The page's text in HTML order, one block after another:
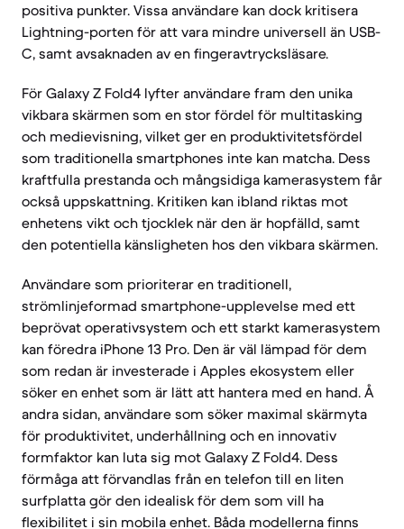
positiva punkter. Vissa användare kan dock kritisera
Lightning-porten för att vara mindre universell än USB-
C, samt avsaknaden av en fingeravtrycksläsare.
För Galaxy Z Fold4 lyfter användare fram den unika
vikbara skärmen som en stor fördel för multitasking
och medievisning, vilket ger en produktivitetsfördel
som traditionella smartphones inte kan matcha. Dess
kraftfulla prestanda och mångsidiga kamerasystem får
också uppskattning. Kritiken kan ibland riktas mot
enhetens vikt och tjocklek när den är hopfälld, samt
den potentiella känsligheten hos den vikbara skärmen.
Användare som prioriterar en traditionell,
strömlinjeformad smartphone-upplevelse med ett
beprövat operativsystem och ett starkt kamerasystem
kan föredra iPhone 13 Pro. Den är väl lämpad för dem
som redan är investerade i Apples ekosystem eller
söker en enhet som är lätt att hantera med en hand. Å
andra sidan, användare som söker maximal skärmyta
för produktivitet, underhållning och en innovativ
formfaktor kan luta sig mot Galaxy Z Fold4. Dess
förmåga att förvandlas från en telefon till en liten
surfplatta gör den idealisk för dem som vill ha
flexibilitet i sin mobila enhet. Båda modellerna finns